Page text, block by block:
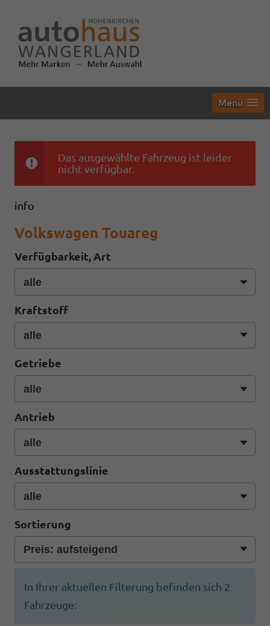
Menü
Das ausgewählte Fahrzeug ist leider
nicht verfügbar.
info
Volkswagen Touareg
Verfügbarkeit, Art
Kraftstoff
Getriebe
Antrieb
Ausstattungslinie
Sortierung
In Ihrer aktuellen Filterung befinden sich 2
Fahrzeuge: